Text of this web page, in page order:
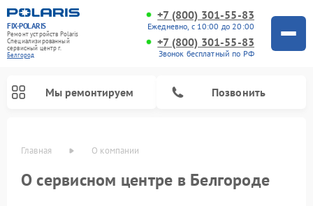
FIX-POLARIS
Ремонт устройств Polaris
Специализированный
cервисный центр г.
Белгород
+7 (800) 301-55-83
Ежедневно, с 10:00 до 20:00
+7 (800) 301-55-83
Звонок бесплатный по РФ
Мы ремонтируем Позвонить
Главная О компании
О сервисном центре в Белгороде